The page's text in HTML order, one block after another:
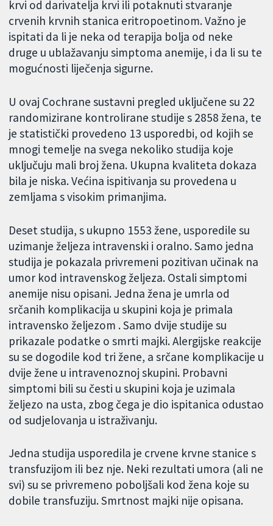
krvi od darivatelja krvi ili potaknuti stvaranje
crvenih krvnih stanica eritropoetinom. Važno je
ispitati da li je neka od terapija bolja od neke
druge u ublažavanju simptoma anemije, i da li su te
mogućnosti liječenja sigurne.
U ovaj Cochrane sustavni pregled uključene su 22
randomizirane kontrolirane studije s 2858 žena, te
je statistički provedeno 13 usporedbi, od kojih se
mnogi temelje na svega nekoliko studija koje
uključuju mali broj žena. Ukupna kvaliteta dokaza
bila je niska. Većina ispitivanja su provedena u
zemljama s visokim primanjima.
Deset studija, s ukupno 1553 žene, usporedile su
uzimanje željeza intravenski i oralno. Samo jedna
studija je pokazala privremeni pozitivan učinak na
umor kod intravenskog željeza. Ostali simptomi
anemije nisu opisani. Jedna žena je umrla od
srčanih komplikacija u skupini koja je primala
intravensko željezom . Samo dvije studije su
prikazale podatke o smrti majki. Alergijske reakcije
su se dogodile kod tri žene, a srčane komplikacije u
dvije žene u intravenoznoj skupini. Probavni
simptomi bili su česti u skupini koja je uzimala
željezo na usta, zbog čega je dio ispitanica odustao
od sudjelovanja u istraživanju.
Jedna studija usporedila je crvene krvne stanice s
transfuzijom ili bez nje. Neki rezultati umora (ali ne
svi) su se privremeno poboljšali kod žena koje su
dobile transfuziju. Smrtnost majki nije opisana.